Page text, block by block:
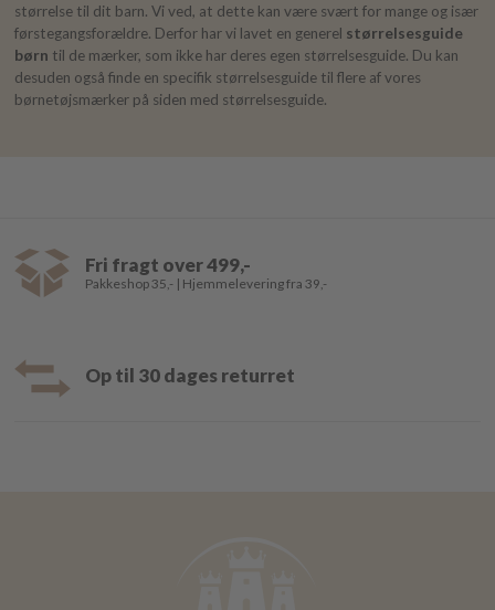
størrelse til dit barn. Vi ved, at dette kan være svært for mange og især
førstegangsforældre. Derfor har vi lavet en generel størrelsesguide
børn til de mærker, som ikke har deres egen størrelsesguide. Du kan
desuden også finde en specifik størrelsesguide til flere af vores
børnetøjsmærker på siden med størrelsesguide.
Fri fragt over 499,-
Pakkeshop 35,- | Hjemmelevering fra 39,-
Op til 30 dages returret